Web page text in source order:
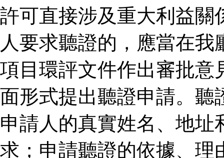
許可直接涉及重大利益關
人要求聽證的，應當在
項目環評文件作出審批意
面形式提出聽證申請。聽
申請人的真實姓名、地
求；申請聽證的依據、理